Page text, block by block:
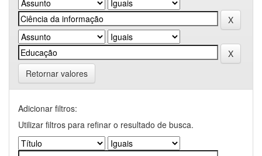
Retornar valores
Adicionar filtros:
Utilizar filtros para refinar o resultado de busca.